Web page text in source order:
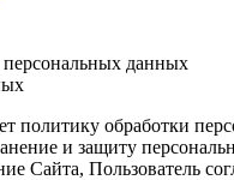
персональных данных
политику обработки
и защиту
Сайта, Пользователь